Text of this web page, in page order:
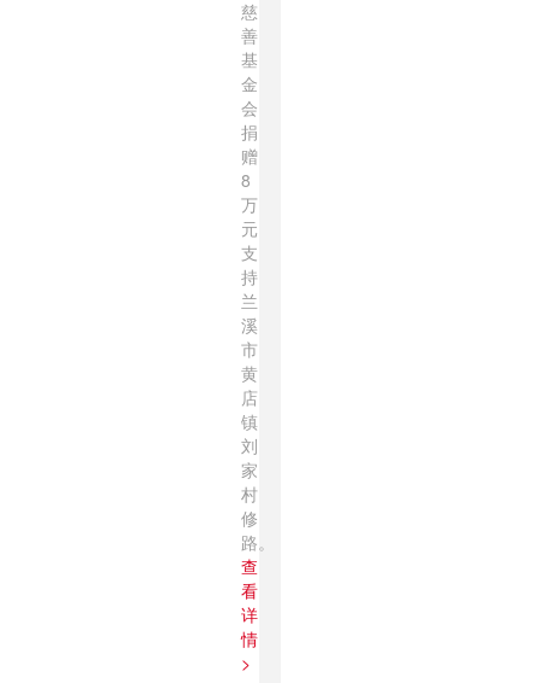
慈
善
基
金
会
捐
赠
8
万
元
支
持
兰
溪
市
黄
店
镇
刘
家
村
修
路。
查
看
详
情
>